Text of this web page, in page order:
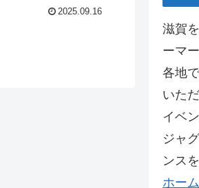
2025.09.16
滋賀
ーマー
各地
いた
イベ
ジャ
ンス
ホー